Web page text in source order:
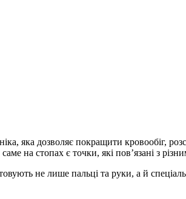
яка дозволяє покращити кровообіг,
на стопах є точки, які пов’язані з
не лише пальці та руки, а й